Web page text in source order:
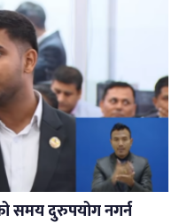
समय दुरुपयोग नगर्न